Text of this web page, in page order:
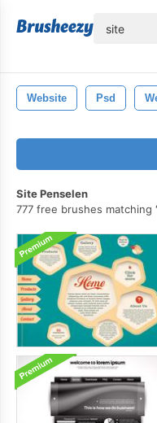
Website Psd
Site Penselen
777 free brushes matching